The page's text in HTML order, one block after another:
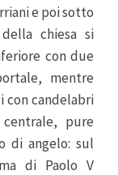
e poi sotto
chiesa si
con due
mentre
con candelabri
pure
di angelo: sul
di Paolo V